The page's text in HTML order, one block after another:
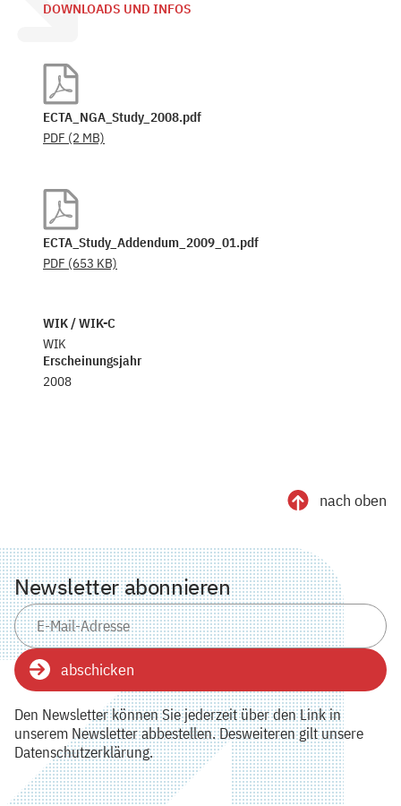
DOWNLOADS UND INFOS
ECTA_NGA_Study_2008.pdf
PDF (2 MB)
ECTA_Study_Addendum_2009_01.pdf
PDF (653 KB)
WIK / WIK-C
WIK
Erscheinungsjahr
2008
nach oben
Newsletter abonnieren
abschicken
Den Newsletter können Sie jederzeit über den Link in
unserem Newsletter abbestellen. Desweiteren gilt unsere
Datenschutzerklärung.